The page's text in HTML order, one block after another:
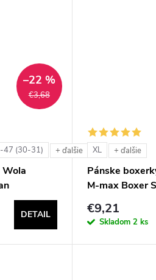
€3,68
–22 %
47 (30-31) + ďalšie
Wola
DETAIL
XL + ďalšie
Pánske
M-max Boxer
€9,21
Skladom 2 ks